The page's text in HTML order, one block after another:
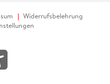
Widerrufsbelehrung